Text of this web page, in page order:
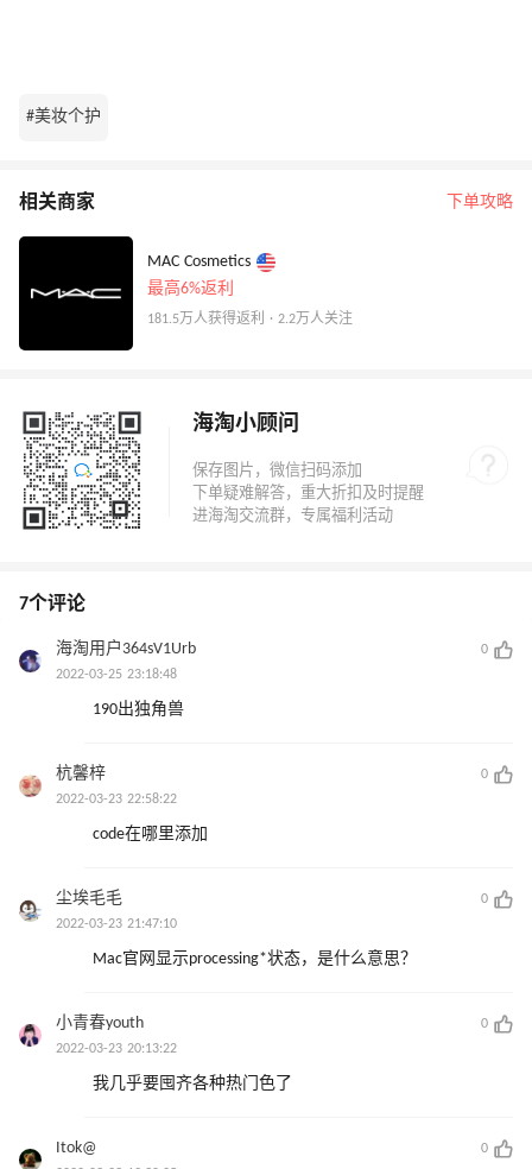
#美妆个护
相关商家 下单攻略
MAC Cosmetics
最高6%返利
181.5万人获得返利 · 2.2万人关注
海淘小顾问
7个评论
海淘用户364sV1Urb
0
2022-03-25 23:18:48
190出独角兽
杭馨梓
0
2022-03-23 22:58:22
code在哪里添加
尘埃毛毛
0
2022-03-23 21:47:10
Mac官网显示processing*状态，是什么意思？
小青春youth
0
2022-03-23 20:13:22
我几乎要囤齐各种热门色了
Itok@
0